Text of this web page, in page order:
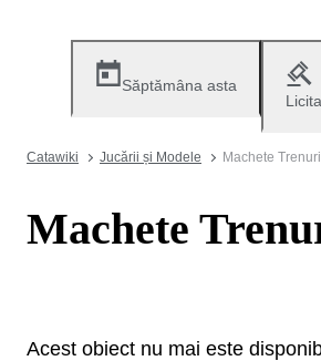
Săptămâna asta
Catawiki Jucării și Modele Machete Trenuri
Machete
Acest obiect nu mai este